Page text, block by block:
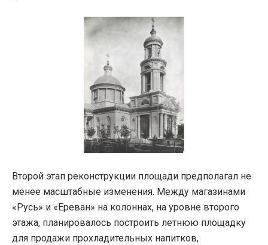
Второй этап реконструкции площади предполагал не
менее масштабные изменения. Между магазинами
«Русь» и «Ереван» на колоннах, на уровне второго
этажа, планировалось построить летнюю площадку
для продажи прохладительных напитков,